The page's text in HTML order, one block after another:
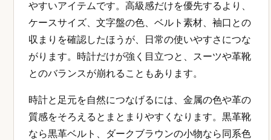
やすいアイテムです。高級感だけを優先するより、
ケースサイズ、文字盤の色、ベルト素材、袖口との
収まりを確認したほうが、日常の使いやすさにつな
がります。時計だけが強く目立つと、スーツや革靴
とのバランスが崩れることもあります。
時計と足元を自然につなげるには、金属の色や革の
質感をそろえるとまとまりやすくなります。黒革靴
なら黒革ベルト、ダークブラウンの小物なら同系色